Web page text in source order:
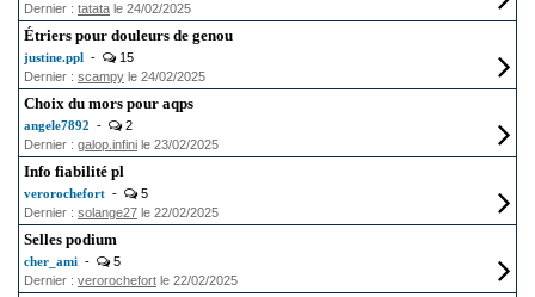
Dernier : tatata le 24/02/2025
Étriers pour douleurs de genou
justine.ppl -
15
Dernier : scampy le 24/02/2025
Choix du mors pour aqps
angele7892 -
2
Dernier : galop.infini le 23/02/2025
Info fiabilité pl
verorochefort -
5
Dernier : solange27 le 22/02/2025
Selles podium
cher_ami -
5
Dernier : verorochefort le 22/02/2025